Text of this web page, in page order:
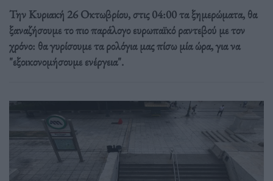
Την Κυριακή 26 Οκτωβρίου, στις 04:00 τα ξημερώματα, θα
ξαναζήσουμε το πιο παράλογο ευρωπαϊκό ραντεβού με τον
χρόνο: θα γυρίσουμε τα ρολόγια μας πίσω μία ώρα, για να
"εξοικονομήσουμε ενέργεια".